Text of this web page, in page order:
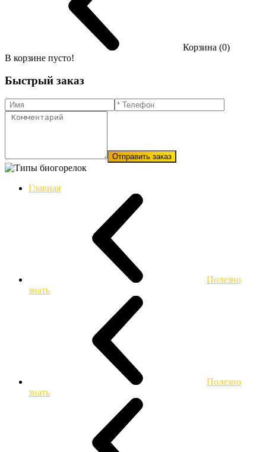
Корзина (0)
В корзине пусто!
Быстрый заказ
Отправить заказ
Главная
Полезно
знать
Полезно
знать